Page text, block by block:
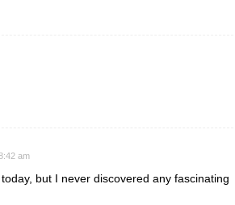
am
but I never discovered any fascinating